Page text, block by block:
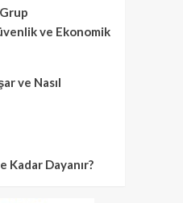
ve Ekonomik
ve Nasıl
Kadar Dayanır?